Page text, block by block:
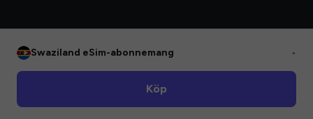
Swaziland eSim-abonnemang •
Köp